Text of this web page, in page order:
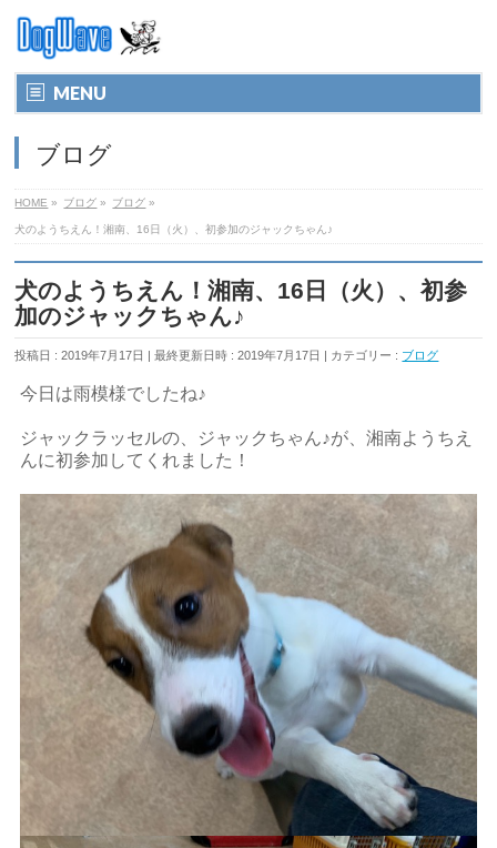
MENU
ブログ
HOME » ブログ » ブログ »
犬のようちえん！湘南、16日（火）、初参加のジャックちゃん♪
犬のようちえん！湘南、16日（火）、初参
加のジャックちゃん♪
投稿日 : 2019年7月17日 最終更新日時 : 2019年7月17日 カテゴリー : ブログ
今日は雨模様でしたね♪
ジャックラッセルの、ジャックちゃん♪が、湘南ようちえ
んに初参加してくれました！